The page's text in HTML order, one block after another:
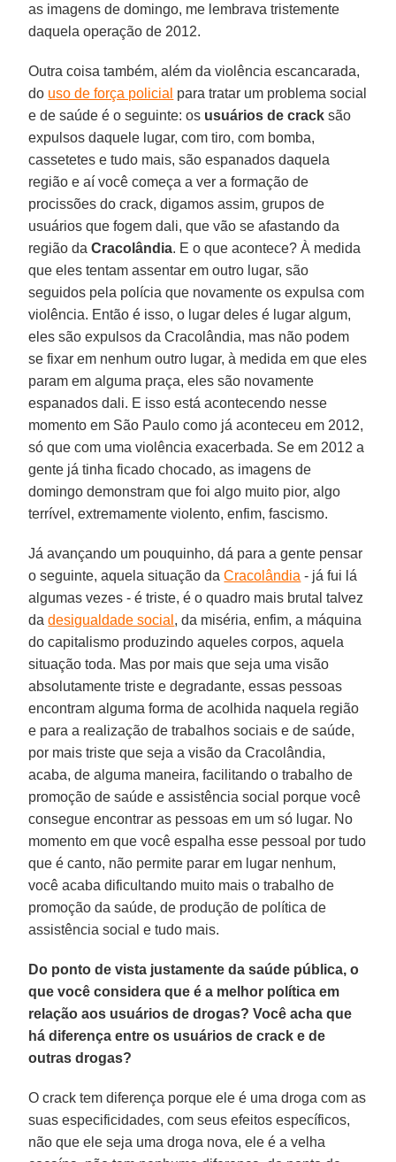
as imagens de domingo, me lembrava tristemente
daquela operação de 2012.
Outra coisa também, além da violência escancarada,
do uso de força policial para tratar um problema social
e de saúde é o seguinte: os usuários de crack são
expulsos daquele lugar, com tiro, com bomba,
cassetetes e tudo mais, são espanados daquela
região e aí você começa a ver a formação de
procissões do crack, digamos assim, grupos de
usuários que fogem dali, que vão se afastando da
região daCracolândia. E o que acontece? À medida
que eles tentam assentar em outro lugar, são
seguidos pela polícia que novamente os expulsa com
violência. Então é isso, o lugar deles é lugar algum,
eles são expulsos da Cracolândia, mas não podem
se fixar em nenhum outro lugar, à medida em que eles
param em alguma praça, eles são novamente
espanados dali. E isso está acontecendo nesse
momento em São Paulo como já aconteceu em 2012,
só que com uma violência exacerbada. Se em 2012 a
gente já tinha ficado chocado, as imagens de
domingo demonstram que foi algo muito pior, algo
terrível, extremamente violento, enfim, fascismo.
Já avançando um pouquinho, dá para a gente pensar
o seguinte, aquela situação daCracolândia - já fui lá
algumas vezes - é triste, é o quadro mais brutal talvez
dadesigualdade social , da miséria, enfim, a máquina
do capitalismo produzindo aqueles corpos, aquela
situação toda. Mas por mais que seja uma visão
absolutamente triste e degradante, essas pessoas
encontram alguma forma de acolhida naquela região
e para a realização de trabalhos sociais e de saúde,
por mais triste que seja a visão da Cracolândia,
acaba, de alguma maneira, facilitando o trabalho de
promoção de saúde e assistência social porque você
consegue encontrar as pessoas em um só lugar. No
momento em que você espalha esse pessoal por tudo
que é canto, não permite parar em lugar nenhum,
você acaba dificultando muito mais o trabalho de
promoção da saúde, de produção de política de
assistência social e tudo mais.
Do ponto de vista justamente da saúde pública, o
que você considera que é a melhor política em
relação aos usuários de drogas? Você acha que
há diferença entre os usuários de crack e de
outras drogas?
O crack tem diferença porque ele é uma droga com as
suas especificidades, com seus efeitos específicos,
não que ele seja uma droga nova, ele é a velha